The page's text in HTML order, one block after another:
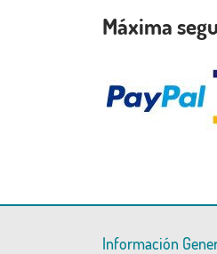
Máxima
Información